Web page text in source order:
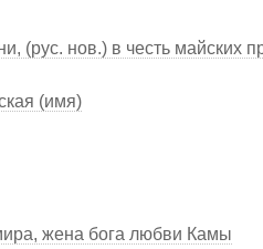
(рус. нов.) в честь майских
(имя)
жена бога любви Камы